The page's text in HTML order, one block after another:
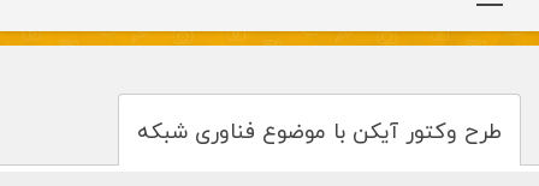
طرح وکتور آیکن با موضوع فناوری شبکه